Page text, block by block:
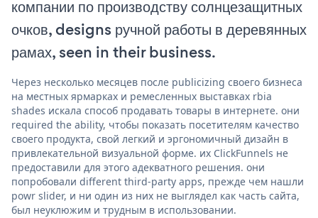
компании по производству солнцезащитных
очков, designs ручной работы в деревянных
рамах, seen in their business.
Через несколько месяцев после publicizing своего бизнеса
на местных ярмарках и ремесленных выставках rbia
shades искала способ продавать товары в интернете. они
required the ability, чтобы показать посетителям качество
своего продукта, свой легкий и эргономичный дизайн в
привлекательной визуальной форме. их ClickFunnels не
предоставили для этого адекватного решения. они
попробовали different third-party apps, прежде чем нашли
powr slider, и ни один из них не выглядел как часть сайта,
был неуклюжим и трудным в использовании.